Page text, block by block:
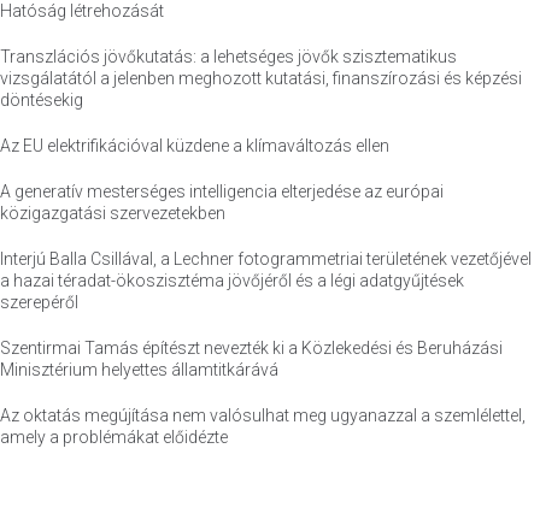
Hatóság létrehozását
Transzlációs jövőkutatás: a lehetséges jövők szisztematikus
vizsgálatától a jelenben meghozott kutatási, finanszírozási és képzési
döntésekig
Az EU elektrifikációval küzdene a klímaváltozás ellen
A generatív mesterséges intelligencia elterjedése az európai
közigazgatási szervezetekben
Interjú Balla Csillával, a Lechner fotogrammetriai területének vezetőjével
a hazai téradat-ökoszisztéma jövőjéről és a légi adatgyűjtések
szerepéről
Szentirmai Tamás építészt nevezték ki a Közlekedési és Beruházási
Minisztérium helyettes államtitkárává
Az oktatás megújítása nem valósulhat meg ugyanazzal a szemlélettel,
amely a problémákat előidézte